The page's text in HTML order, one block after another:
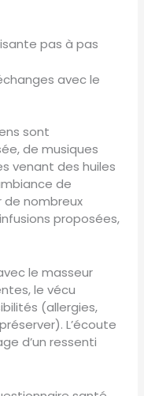
pas à pas
avec le
sont
de musiques
venant des huiles
de
de nombreux
proposées,
le masseur
le vécu
(allergies,
L’écoute
d’un ressenti